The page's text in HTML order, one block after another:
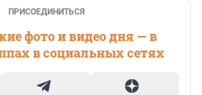
ПРИСОЕДИНИТЬСЯ
фото и видео дня — в
в социальных сетях